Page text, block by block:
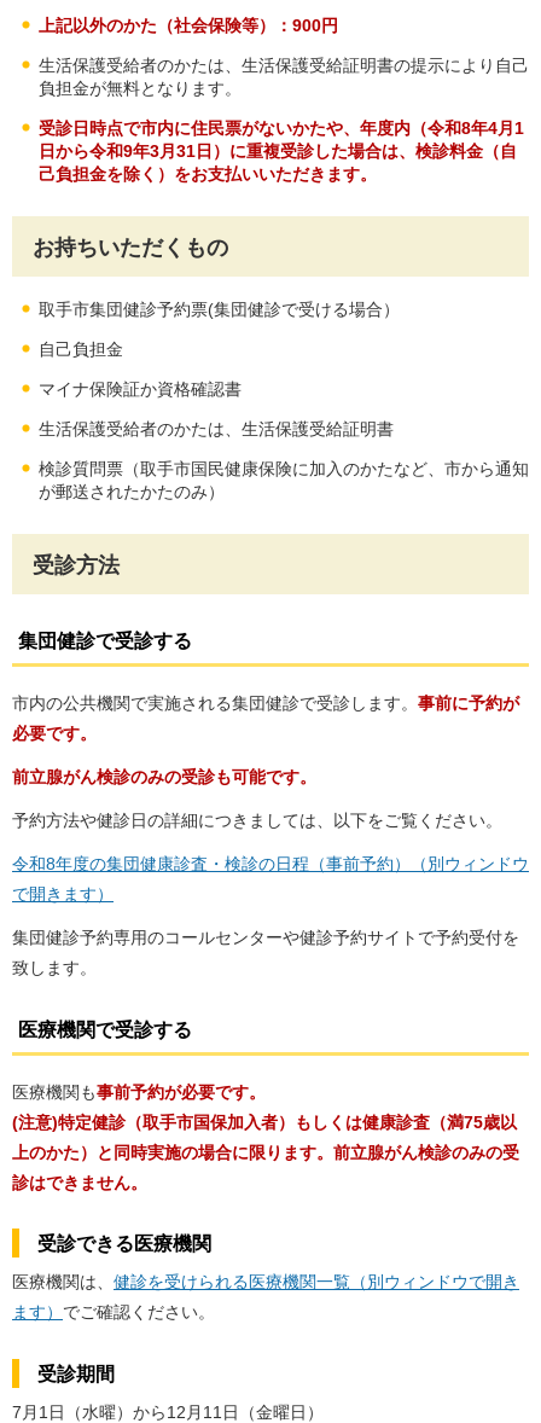
上記以外のかた（社会保険等）：900円
生活保護受給者のかたは、生活保護受給証明書の提示により自己
負担金が無料となります。
受診日時点で市内に住民票がないかたや、年度内（令和8年4月1
日から令和9年3月31日）に重複受診した場合は、検診料金（自
己負担金を除く）をお支払いいただきます。
お持ちいただくもの
取手市集団健診予約票(集団健診で受ける場合）
自己負担金
マイナ保険証か資格確認書
生活保護受給者のかたは、生活保護受給証明書
検診質問票（取手市国民健康保険に加入のかたなど、市から通知
が郵送されたかたのみ）
受診方法
集団健診で受診する
市内の公共機関で実施される集団健診で受診します。 事前に予約が
必要です。
前立腺がん検診のみの受診も可能です。
予約方法や健診日の詳細につきましては、以下をご覧ください。
令和8年度の集団健康診査・検診の日程（事前予約）（別ウィンドウ
で開きます）
集団健診予約専用のコールセンターや健診予約サイトで予約受付を
致します。
医療機関で受診する
医療機関も事前予約が必要です。
(注意)特定健診（取手市国保加入者）もしくは健康診査（満75歳以
上のかた）と同時実施の場合に限ります。前立腺がん検診のみの受
診はできません。
受診できる医療機関
医療機関は、 健診を受けられる医療機関一覧（別ウィンドウで開き
ます） でご確認ください。
受診期間
7月1日（水曜）から12月11日（金曜日）